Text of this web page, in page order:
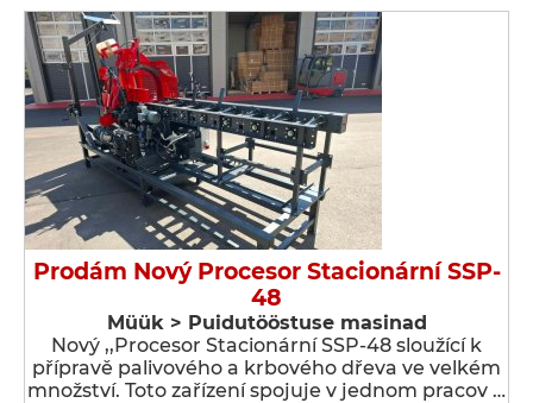
Prodám Nový Procesor Stacionární SSP-
48
Müük > Puidutööstuse masinad
Nový ,,Procesor Stacionární SSP-48 sloužící k
přípravě palivového a krbového dřeva ve velkém
množství. Toto zařízení spojuje v jednom pracov …